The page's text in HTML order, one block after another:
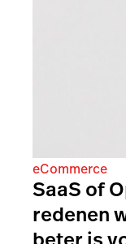
eCommerce
SaaS of
redenen